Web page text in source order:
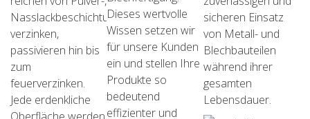
Nasslackbeschichtung,
verzinken,
passivieren hin bis
zum
feuerverzinken.
Jede erdenkliche
Dieses wertvolle
Wissen setzen wir
für unsere Kunden
ein und stellen Ihre
Produkte so
bedeutend
effizienter und
sicheren Einsatz
von Metall- und
Blechbauteilen
während ihrer
gesamten
Lebensdauer.